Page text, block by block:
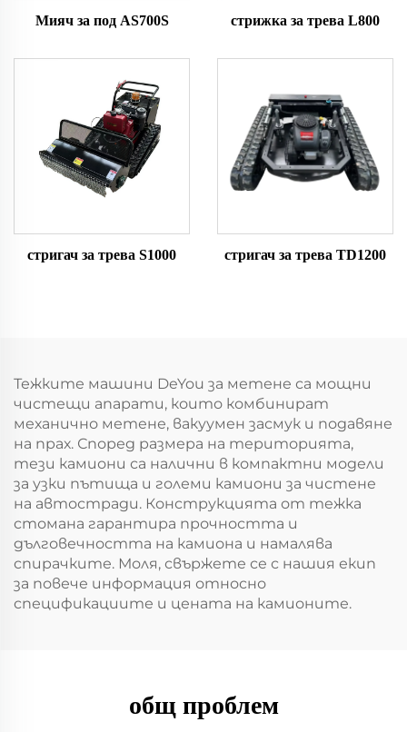
Мияч за под AS700S стрижка за трева L800
стригач за трева S1000 стригач за трева TD1200
Тежките машини DeYou за метене са мощни
чистещи апарати, които комбинират
механично метене, вакуумен засмук и подавяне
на прах. Според размера на територията,
тези камиони са налични в компактни модели
за узки пътища и големи камиони за чистене
на автостради. Конструкцията от тежка
стомана гарантира прочността и
дълговечността на камиона и намалява
спирачките. Моля, свържете се с нашия екип
за повече информация относно
спецификациите и цената на камионите.
общ проблем